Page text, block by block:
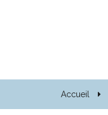
Accueil